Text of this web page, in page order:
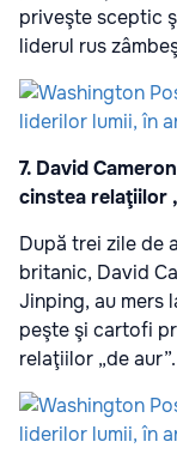
priveşte sceptic
liderul rus
7. David
cinstea relaţiilor
După trei zile de
britanic, David
Jinping, au mers
peşte şi cartofi
relaţiilor „de aur”.